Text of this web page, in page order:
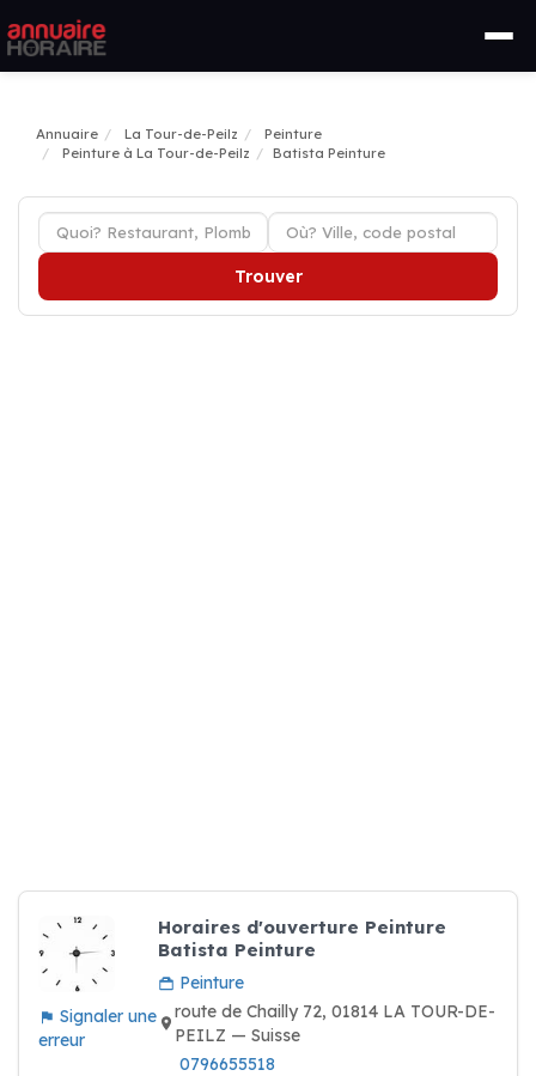
Annuaire La Tour-de-Peilz
Peinture
Peinture à La Tour-de-Peilz
Batista Peinture
Trouver
Signaler une
erreur
Horaires d'ouverture Peinture
Batista Peinture
Peinture
route de Chailly 72, 01814 LA TOUR-DE-
PEILZ — Suisse
0796655518